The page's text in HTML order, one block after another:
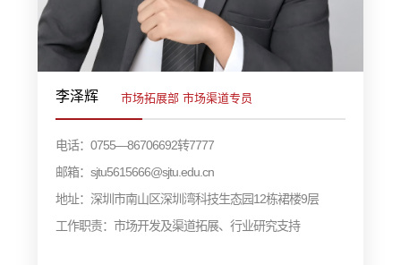
李泽辉 市场拓展部 市场渠道专员
电话：0755—86706692转7777
邮箱：sjtu5615666@sjtu.edu.cn
地址：深圳市南山区深圳湾科技生态园12栋裙楼9层
工作职责：市场开发及渠道拓展、行业研究支持